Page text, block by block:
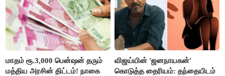
மாதம் ரூ.3,000 பென்ஷன் தரும்
மத்திய அரசின் திட்டம்! நாகை
விஜய்யின் 'ஜனநாயகன்'
கொடுத்த தைரியம்: தந்தையிடம்